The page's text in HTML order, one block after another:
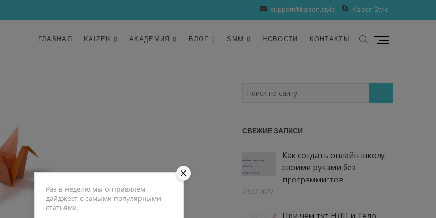
support@kaizen.style Kaizen Style
ГЛАВНАЯ KAIZEN АКАДЕМИЯ БЛОГ SMM НОВОСТИ КОНТАКТЫ
К
по
СВЕЖИЕ ЗАПИСИ
Как создать онлайн школу
своими руками без
программистов
13.07.2022
При чем тут НЛП и Тело
Раз в неделю мы отправляем
дайджест с самыми популярными
статьями.